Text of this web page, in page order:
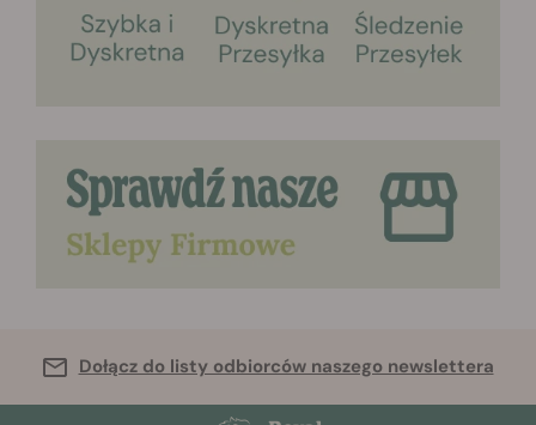
Dołącz do listy odbiorców naszego newslettera